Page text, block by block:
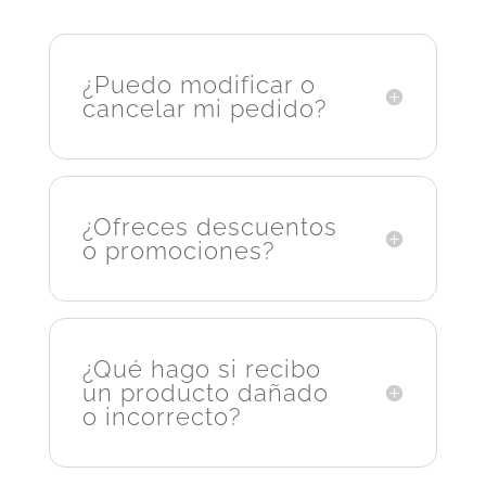
¿Puedo modificar o
cancelar mi pedido?
¿Ofreces descuentos
o promociones?
¿Qué hago si recibo
un producto dañado
o incorrecto?